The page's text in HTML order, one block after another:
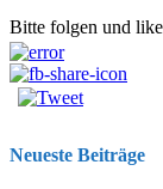
Bitte folgen und
Neueste Beiträge